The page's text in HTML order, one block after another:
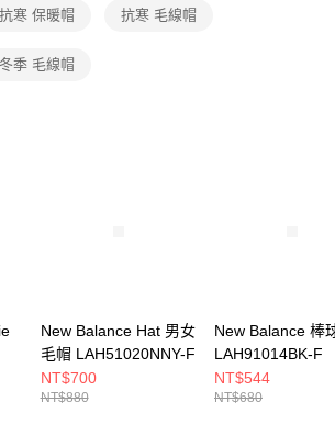
有限公司。
先徵得法定代理人或監護人之同意方可使用
付」時，將依據個別帳號之用戶狀況，依本公司即
抗寒 保暖帽 抗寒 毛線帽
冬季 毛線帽
New Balance Hat 男女
毛帽 LAH51020NNY-F
NT$700
NT$880
New Balance 棒
LAH91014BK-F
NT$544
NT$680